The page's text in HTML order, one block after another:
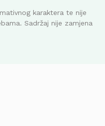
karaktera te nije
Sadržaj nije zamjena